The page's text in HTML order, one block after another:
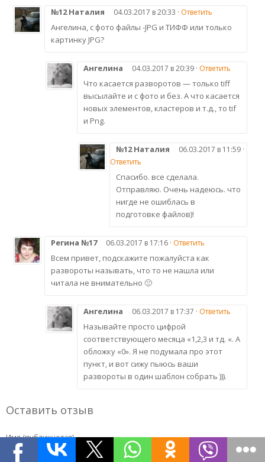
№12 Наталия 04.03.2017 в 20:33 · Ответить
Ангелина, с фото файлы -JPG и ТИФФ или только
картинку JPG?
Ангелина 04.03.2017 в 20:39 · Ответить
Что касается разворотов — только tiff
высылайте и с фото и без. А что касается
новых элементов, кластеров и т.д., то tif
и Png.
№12 Наталия
06.03.2017 в 11:59 ·
Ответить
Спасибо. все сделала.
Отправляю. Очень надеюсь. что
нигде не ошиблась в
подготовке файлов)!
Регина №17 06.03.2017 в 17:16 · Ответить
Всем привет, подскажите пожалуйста как
развороты называть, что то не нашла или
читала не внимательно 🙁
Ангелина 06.03.2017 в 17:37 · Ответить
Называйте просто цифрой
соответствующего месяца «1,2,3 и тд. «. А
обложку «0». Я не подумала про этот
пункт, и вот сижу пыюсь ваши
развороты в один шаблон собрать ))).
Оставить отзыв
Имя (публикуется)